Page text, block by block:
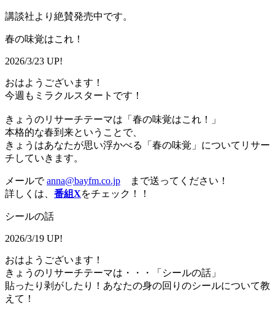
講談社より絶賛発売中です。
春の味覚はこれ！
2026/3/23 UP!
おはようございます！
今週もミラクルスタートです！
きょうのリサーチテーマは「春の味覚はこれ！」
本格的な春到来ということで、
きょうはあなたが思い浮かべる「春の味覚」についてリサー
チしていきます。
メールでanna@bayfm.co.jp まで送ってください！
詳しくは、 番組Xをチェック！！
シールの話
2026/3/19 UP!
おはようございます！
きょうのリサーチテーマは・・・「シールの話」
貼ったり剥がしたり！あなたの身の回りのシールについて教
えて！